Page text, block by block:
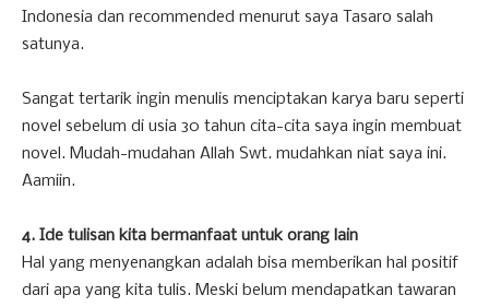
Indonesia dan recommended menurut saya Tasaro salah
satunya.
Sangat tertarik ingin menulis menciptakan karya baru seperti
novel sebelum di usia 30 tahun cita-cita saya ingin membuat
novel. Mudah-mudahan Allah Swt. mudahkan niat saya ini.
Aamiin.
4. Ide tulisan kita bermanfaat untuk orang lain
Hal yang menyenangkan adalah bisa memberikan hal positif
dari apa yang kita tulis. Meski belum mendapatkan tawaran